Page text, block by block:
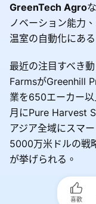
GreenTech Agro
ノベーション能力
温室の自動化にある
最近の注目すべき
FarmsがGreenhill
業を650エーカー
月にPure Harvest
アジア全域にスマ
5000万米ドルの戦
が挙げられる。
喜歡